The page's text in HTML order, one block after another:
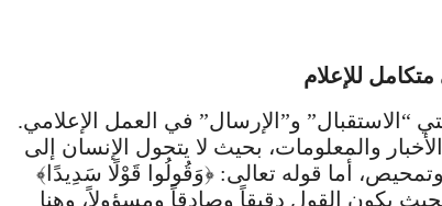
للإعلام
“الاستقبال” و”الإرسال” في العمل الإعلامي.
والمعلومات، بحيث لا يتحول الإنسان إلى
أما قوله تعالى: ﴿وَقُولُوا قَوْلًا سَدِيدًا﴾
يكون القول دقيقاً وصادقاً ومسؤولاً، وهنا